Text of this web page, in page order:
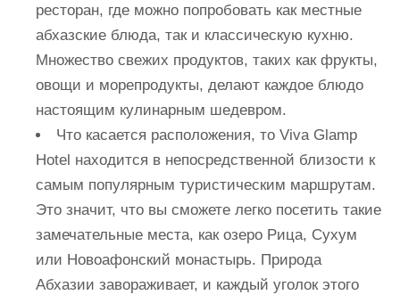
ресторан, где можно попробовать как местные
абхазские блюда, так и классическую кухню.
Множество свежих продуктов, таких как фрукты,
овощи и морепродукты, делают каждое блюдо
настоящим кулинарным шедевром.
Что касается расположения, то Viva Glamp
Hotel находится в непосредственной близости к
самым популярным туристическим маршрутам.
Это значит, что вы сможете легко посетить такие
замечательные места, как озеро Рица, Сухум
или Новоафонский монастырь. Природа
Абхазии завораживает, и каждый уголок этого